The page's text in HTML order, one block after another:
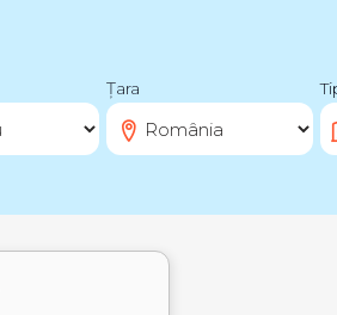
Țara